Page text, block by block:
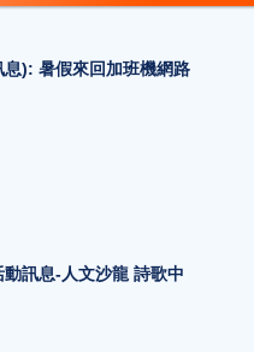
): 暑假來回加班機網路
訊息-人文沙龍 詩歌中